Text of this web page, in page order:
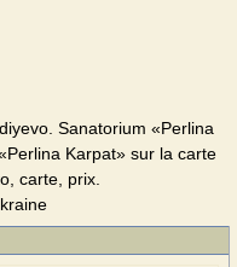
Sanatorium «Perlina
Karpat» sur la carte
carte, prix.